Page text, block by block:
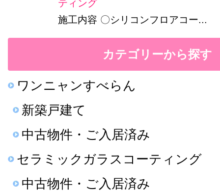
ティング
施工内容 〇シリコンフロアコー...
カテゴリーから探す
ワンニャンすべらん
新築戸建て
中古物件・ご入居済み
セラミックガラスコーティング
中古物件・ご入居済み